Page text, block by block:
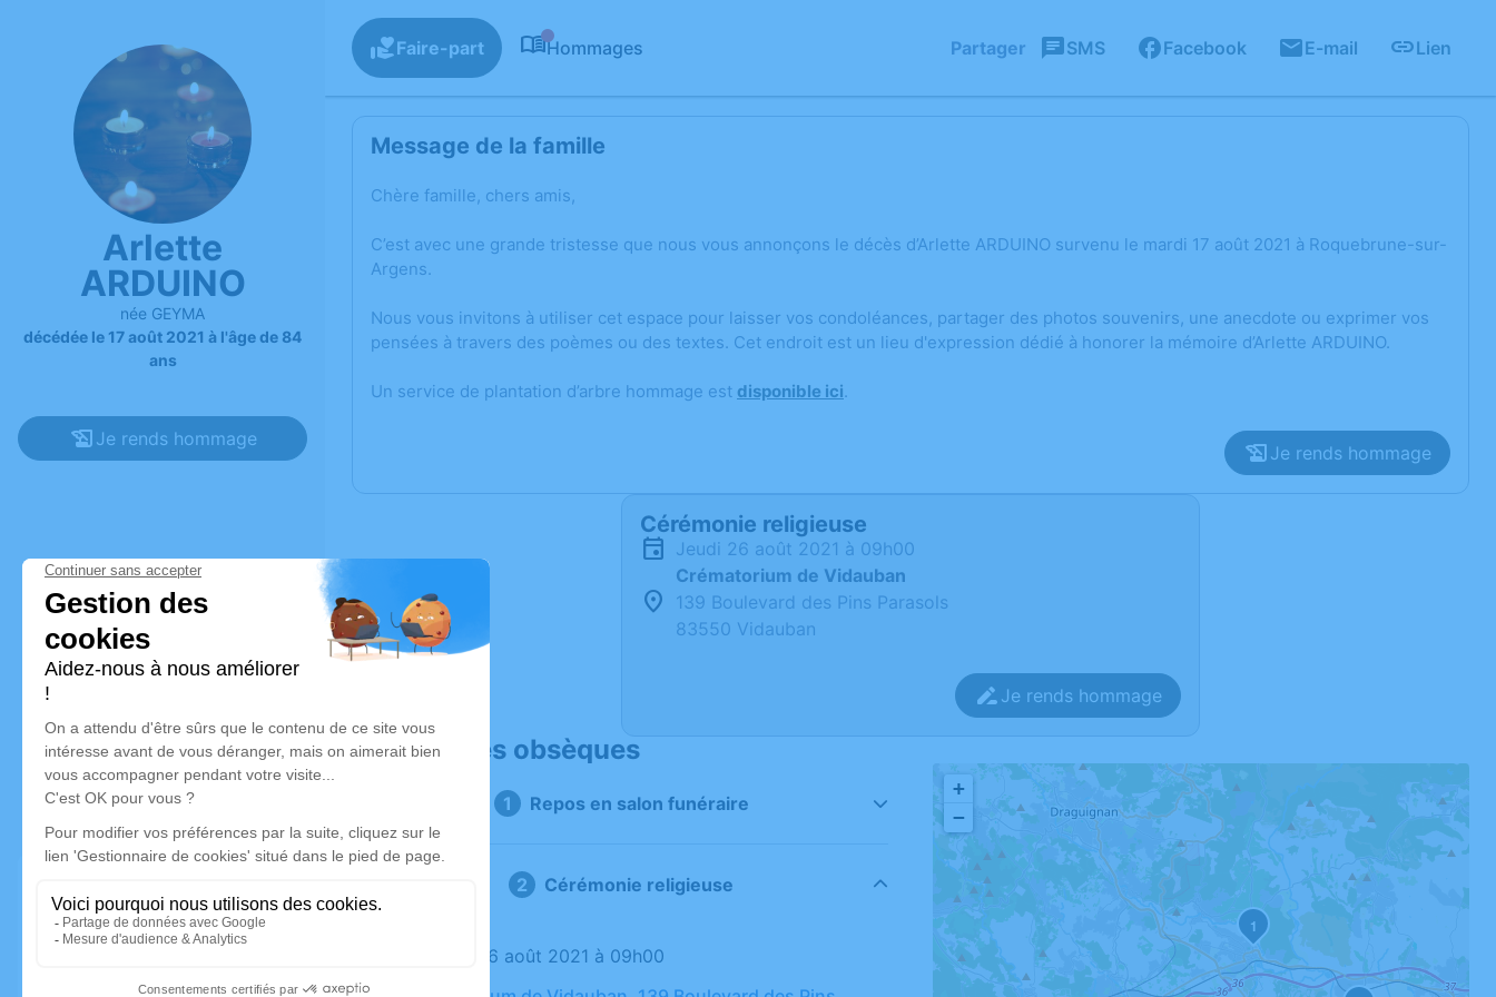
Arlette
ARDUINO
née GEYMA
décédée le 17 août 2021 à l'âge de 84
ans
Je rends hommage
Faire-part Hommages Partager SMS Facebook E-mail Lien
Message de la famille
Chère famille, chers amis,
C’est avec une grande tristesse que nous vous annonçons le décès d’Arlette ARDUINO survenu le mardi 17 août 2021 à Roquebrune-sur-
Argens.
Nous vous invitons à utiliser cet espace pour laisser vos condoléances, partager des photos souvenirs, une anecdote ou exprimer vos
pensées à travers des poèmes ou des textes. Cet endroit est un lieu d'expression dédié à honorer la mémoire d’Arlette ARDUINO.
Un service de plantation d’arbre hommage est disponible ici.
Je rends hommage
Cérémonie religieuse
jeudi 26 août 2021 à 09h00
Crématorium de Vidauban
139 Boulevard des Pins Parasols
83550 Vidauban
Je rends hommage
Déroulé des obsèques
Repos en salon funéraire
Cérémonie religieuse
Le jeudi 26 août 2021 à 09h00
1
+
−